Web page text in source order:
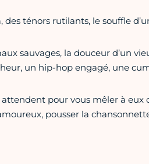
des ténors rutilants, le souffle
sauvages, la douceur d’un
un hip-hop engagé, une
pour vous mêler à eux
pousser la